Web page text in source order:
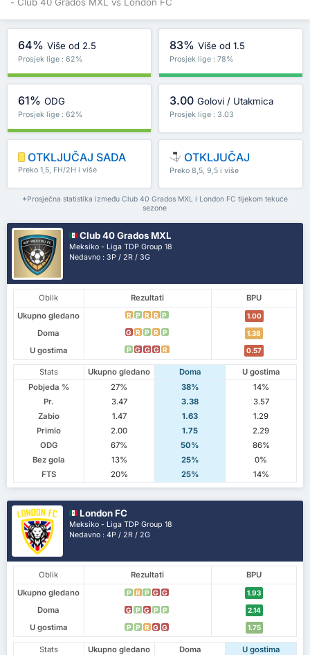
- Club 40 Grados MXL vs London FC
64% Više od 2.5
Prosjek lige : 62%
83% Više od 1.5
Prosjek lige : 78%
61% ODG
Prosjek lige : 62%
3.00 Golovi / Utakmica
Prosjek lige : 3.03
OTKLJUČAJ SADA
Preko 1,5, FH/2H i više
OTKLJUČAJ
Preko 8,5, 9,5 i više
*Prosječna statistika između Club 40 Grados MXL i London FC tijekom tekuće
sezone
Club 40 Grados MXL
Meksiko - Liga TDP Group 18
Nedavno : 3P / 2R / 3G
Oblik Rezultati
BPU
Ukupno gledano
R P R R P 1.00
Doma G R P R P 1.38
U gostima P G G G R 0.57
Stats Ukupno gledano Doma
U gostima
Pobjeda %
27% 38%
14%
Pr.
3.47 3.38
3.57
Zabio
1.47 1.63
1.29
Primio
2.00 1.75
2.29
ODG
67% 50%
86%
Bez gola
13% 25%
0%
FTS
20% 25% 14%
London FC
Meksiko - Liga TDP Group 18
Nedavno : 4P / 2R / 2G
Oblik Rezultati
BPU
Ukupno gledano
P R P G G 1.93
Doma G P G P P 2.14
U gostima P P R G G 1.75
Stats Ukupno gledano Doma
U gostima